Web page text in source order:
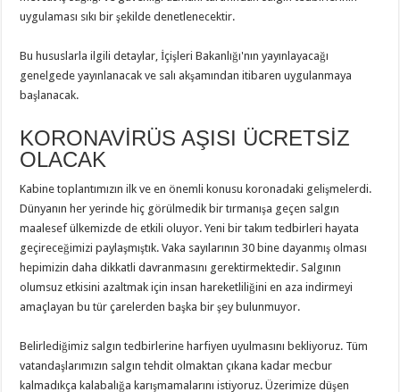
uygulaması sıkı bir şekilde denetlenecektir.
Bu hususlarla ilgili detaylar, İçişleri Bakanlığı'nın yayınlayacağı
genelgede yayınlanacak ve salı akşamından itibaren uygulanmaya
başlanacak.
KORONAVİRÜS AŞISI ÜCRETSİZ
OLACAK
Kabine toplantımızın ilk ve en önemli konusu koronadaki gelişmelerdi.
Dünyanın her yerinde hiç görülmedik bir tırmanışa geçen salgın
maalesef ülkemizde de etkili oluyor. Yeni bir takım tedbirleri hayata
geçireceğimizi paylaşmıştık. Vaka sayılarının 30 bine dayanmış olması
hepimizin daha dikkatli davranmasını gerektirmektedir. Salgının
olumsuz etkisini azaltmak için insan hareketliliğini en aza indirmeyi
amaçlayan bu tür çarelerden başka bir şey bulunmuyor.
Belirlediğimiz salgın tedbirlerine harfiyen uyulmasını bekliyoruz. Tüm
vatandaşlarımızın salgın tehdit olmaktan çıkana kadar mecbur
kalmadıkça kalabalığa karışmamalarını istiyoruz. Üzerimize düşen